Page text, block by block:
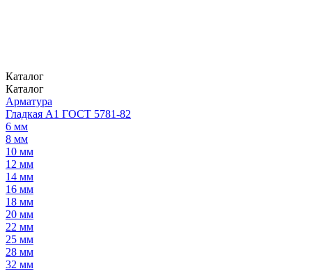
Каталог
Каталог
Арматура
Гладкая А1 ГОСТ 5781-82
6 мм
8 мм
10 мм
12 мм
14 мм
16 мм
18 мм
20 мм
22 мм
25 мм
28 мм
32 мм